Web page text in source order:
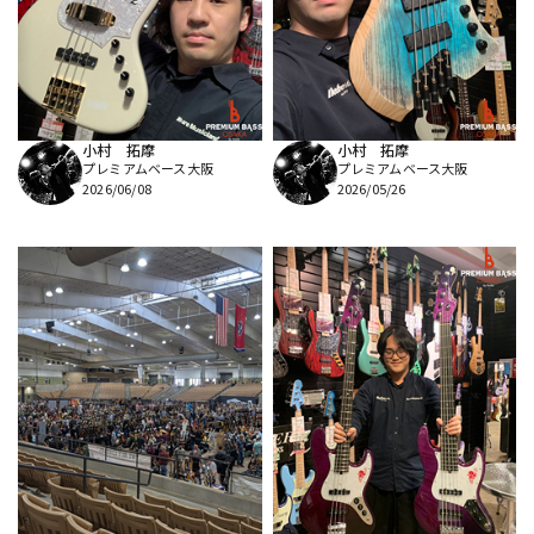
小村 拓摩
プレミアムベース大阪
2026/06/08
小村 拓摩
プレミアムベース大阪
2026/05/26